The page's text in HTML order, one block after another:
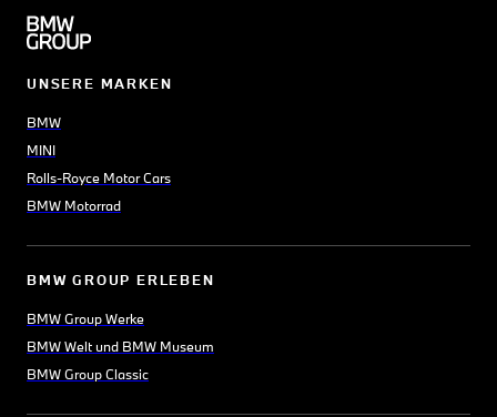
UNSERE MARKEN
BMW
MINI
Rolls-Royce Motor Cars
BMW Motorrad
BMW GROUP ERLEBEN
BMW Group Werke
BMW Welt und BMW Museum
BMW Group Classic